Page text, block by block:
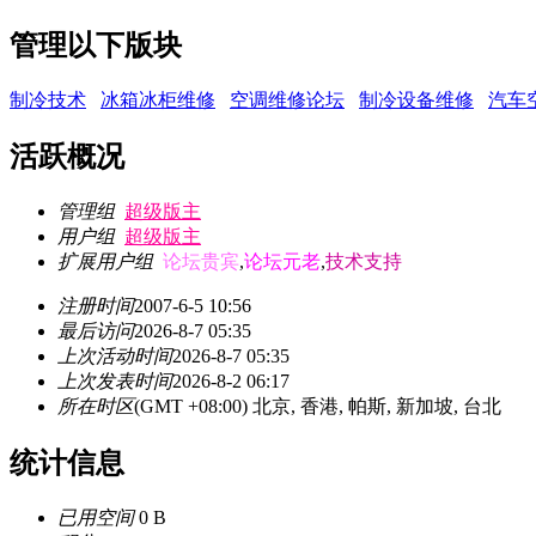
管理以下版块
制冷技术 冰箱冰柜维修 空调维修论坛 制冷设备维修 汽车
活跃概况
管理组 超级版主
用户组 超级版主
扩展用户组 论坛贵宾,论坛元老,技术支持
注册时间2007-6-5 10:56
最后访问2026-8-7 05:35
上次活动时间2026-8-7 05:35
上次发表时间2026-8-2 06:17
所在时区(GMT +08:00) 北京, 香港, 帕斯, 新加坡, 台北
统计信息
已用空间0 B